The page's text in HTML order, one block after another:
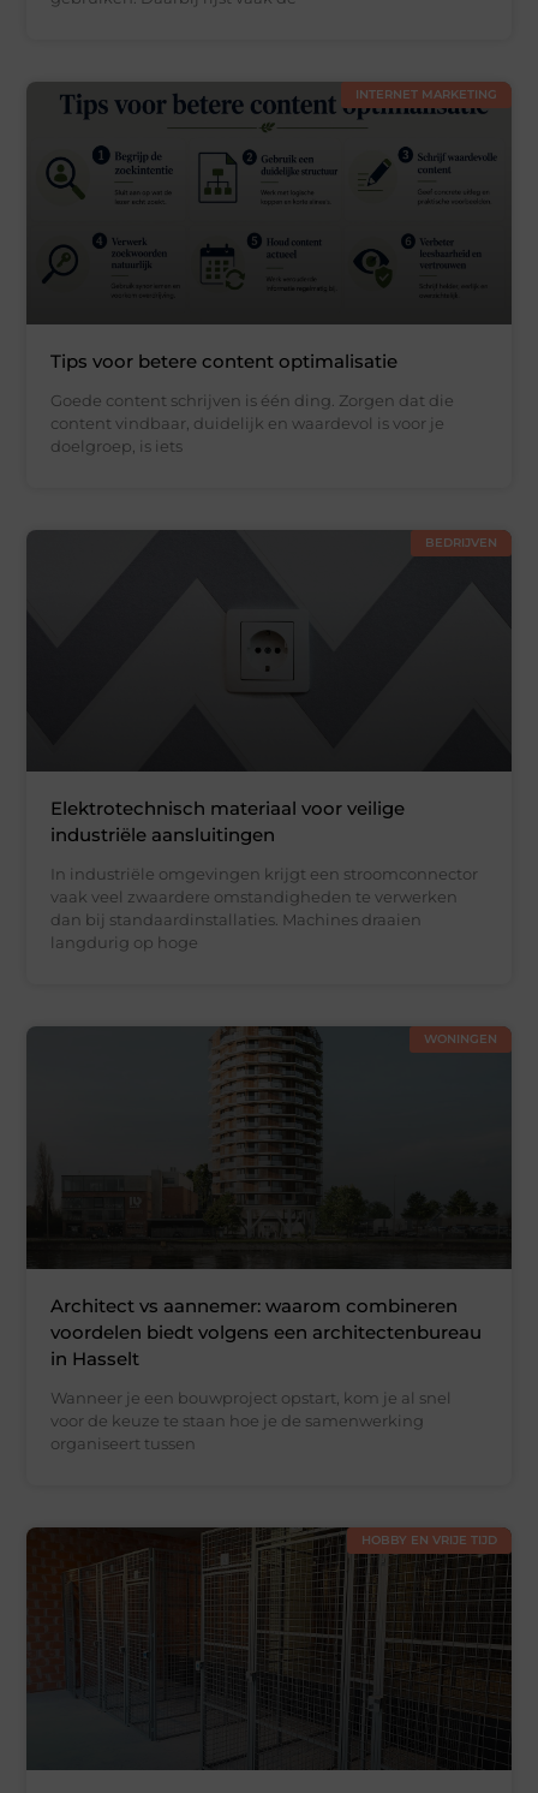
INTERNET MARKETING
Tips voor betere content optimalisatie
Goede content schrijven is één ding. Zorgen dat die
content vindbaar, duidelijk en waardevol is voor je
doelgroep, is iets
BEDRIJVEN
Elektrotechnisch materiaal voor veilige
industriële aansluitingen
In industriële omgevingen krijgt een stroomconnector
vaak veel zwaardere omstandigheden te verwerken
dan bij standaardinstallaties. Machines draaien
langdurig op hoge
WONINGEN
Architect vs aannemer: waarom combineren
voordelen biedt volgens een architectenbureau
in Hasselt
Wanneer je een bouwproject opstart, kom je al snel
voor de keuze te staan hoe je de samenwerking
organiseert tussen
HOBBY EN VRIJE TIJD